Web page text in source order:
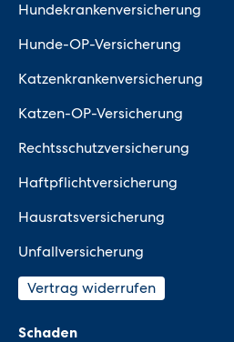
Hundekrankenversicherung
Hunde-OP-Versicherung
Katzenkrankenversicherung
Katzen-OP-Versicherung
Rechtsschutzversicherung
Haftpflichtversicherung
Hausratsversicherung
Unfallversicherung
Vertrag widerrufen
Schaden